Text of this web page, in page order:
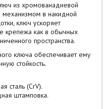
из хромованадиевой
в накидной
ключ ускоряет
крепежа как в обычных
пространства.
ключа обеспечивает ему
стойкость.
сталь (CrV).
штамповка.